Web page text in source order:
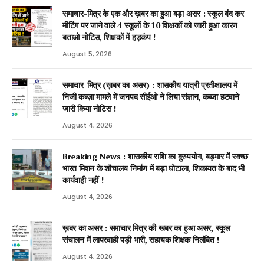
समाचार-मित्र के एक और ख़बर का हुआ बड़ा असर : स्कूल बंद कर
मीटिंग पर जाने वाले 4 स्कूलों के 10 शिक्षकों को जारी हुआ कारण
बताओ नोटिस, शिक्षकों में हड़कंप !
August 5, 2026
समाचार-मित्र (ख़बर का असर) : शासकीय यात्री प्रतीक्षालय में
निजी कब्ज़ा मामले में जनपद सीईओ ने लिया संज्ञान, कब्जा हटवाने
जारी किया नोटिस !
August 4, 2026
Breaking News : शासकीय राशि का दुरुपयोग, बड़मार में स्वच्छ
भारत मिशन के शौचालय निर्माण में बड़ा घोटाला, शिकायत के बाद भी
कार्यवाही नहीं !
August 4, 2026
ख़बर का असर : समाचार मित्र की खबर का हुआ असर, स्कूल
संचालन में लापरवाही पड़ी भारी, सहायक शिक्षक निलंबित !
August 4, 2026